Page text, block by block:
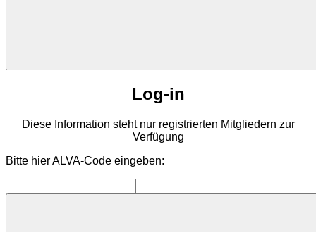
Log-in
Diese Information steht nur registrierten Mitgliedern zur
Verfügung
Bitte hier ALVA-Code eingeben: